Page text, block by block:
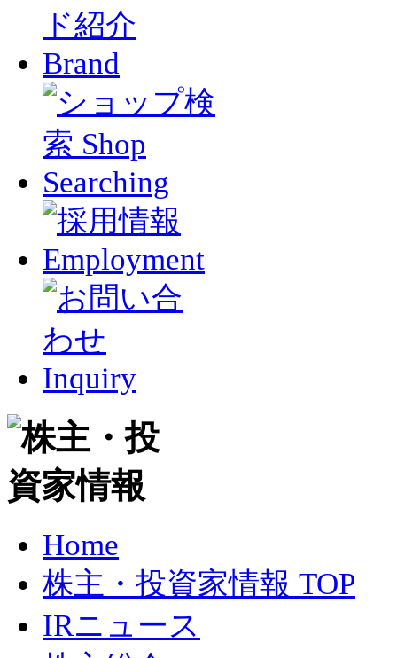
Home
株主・投資家情報 TOP
IRニュース